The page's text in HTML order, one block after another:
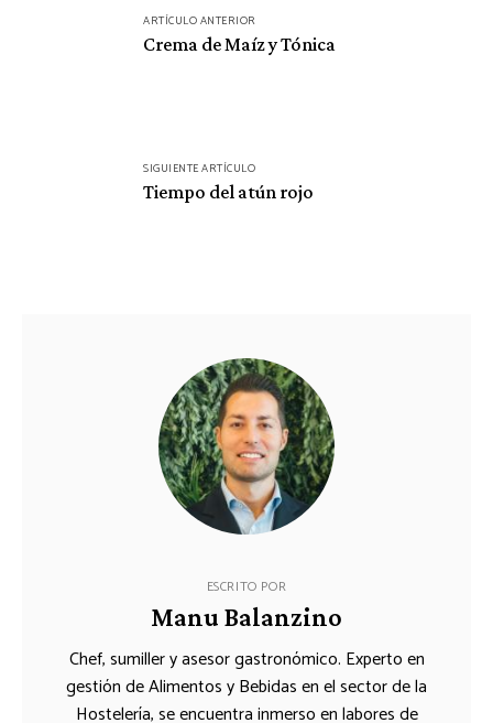
ARTÍCULO ANTERIOR
Crema de Maíz y Tónica
SIGUIENTE ARTÍCULO
Tiempo del atún rojo
ESCRITO POR
Manu Balanzino
Chef, sumiller y asesor gastronómico. Experto en
gestión de Alimentos y Bebidas en el sector de la
Hostelería, se encuentra inmerso en labores de